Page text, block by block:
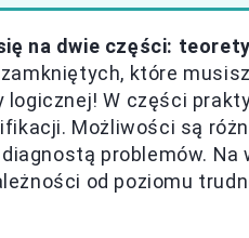
na dwie części:
które
W części
Możliwości są
problemów. Na
od poziomu